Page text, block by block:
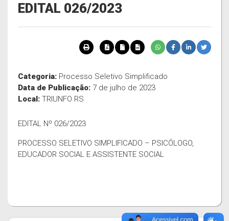
EDITAL 026/2023
Categoria: Processo Seletivo Simplificado
Data de Publicação: 7 de julho de 2023
Local: TRIUNFO RS
EDITAL Nº 026/2023
PROCESSO SELETIVO SIMPLIFICADO – PSICÓLOGO,
EDUCADOR SOCIAL E ASSISTENTE SOCIAL